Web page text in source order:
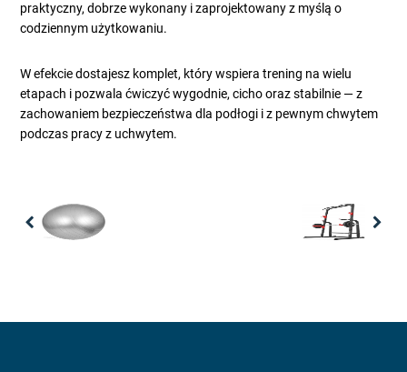
praktyczny, dobrze wykonany i zaprojektowany z myślą o
codziennym użytkowaniu.
W efekcie dostajesz komplet, który wspiera trening na wielu
etapach i pozwala ćwiczyć wygodnie, cicho oraz stabilnie — z
zachowaniem bezpieczeństwa dla podłogi i z pewnym chwytem
podczas pracy z uchwytem.